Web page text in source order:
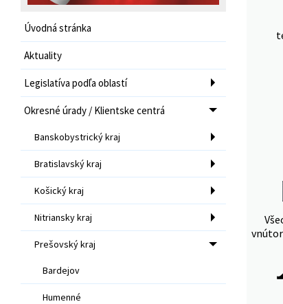
Úvodná stránka
Aktuality
Legislatíva podľa oblastí
Okresné úrady / Klientske centrá
Banskobystrický kraj
Bratislavský kraj
Košický kraj
Nitriansky kraj
Prešovský kraj
Bardejov
Humenné